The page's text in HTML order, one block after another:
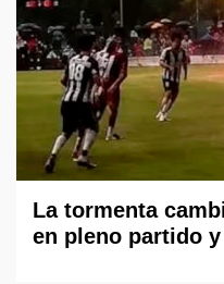
La tormenta
en pleno partido